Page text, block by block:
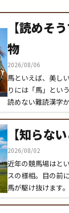
【読めそ
物
2026/08/06
馬といえば、美し
りには「馬」とい
読めない難読漢字
【知らな
2026/08/02
近年の競馬場はと
スの様相。目の前
馬が駆け抜けます